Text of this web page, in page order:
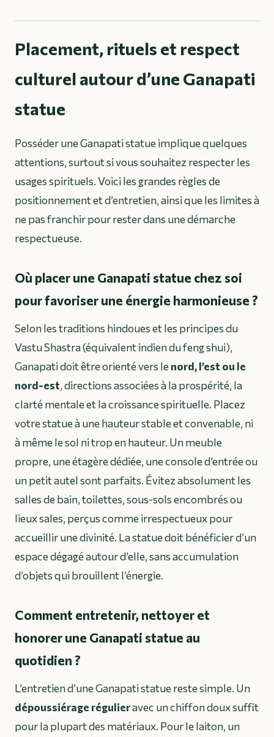
Placement, rituels et respect
culturel autour d’une Ganapati
statue
Posséder une Ganapati statue implique quelques
attentions, surtout si vous souhaitez respecter les
usages spirituels. Voici les grandes règles de
positionnement et d’entretien, ainsi que les limites à
ne pas franchir pour rester dans une démarche
respectueuse.
Où placer une Ganapati statue chez soi
pour favoriser une énergie harmonieuse ?
Selon les traditions hindoues et les principes du
Vastu Shastra (équivalent indien du feng shui),
Ganapati doit être orienté vers lenord, l’est ou le
nord-est, directions associées à la prospérité, la
clarté mentale et la croissance spirituelle. Placez
votre statue à une hauteur stable et convenable, ni
à même le sol ni trop en hauteur. Un meuble
propre, une étagère dédiée, une console d’entrée ou
un petit autel sont parfaits. Évitez absolument les
salles de bain, toilettes, sous-sols encombrés ou
lieux sales, perçus comme irrespectueux pour
accueillir une divinité. La statue doit bénéficier d’un
espace dégagé autour d’elle, sans accumulation
d’objets qui brouillent l’énergie.
Comment entretenir, nettoyer et
honorer une Ganapati statue au
quotidien ?
L’entretien d’une Ganapati statue reste simple. Un
dépoussiérage régulieravec un chiffon doux suffit
pour la plupart des matériaux. Pour le laiton, un